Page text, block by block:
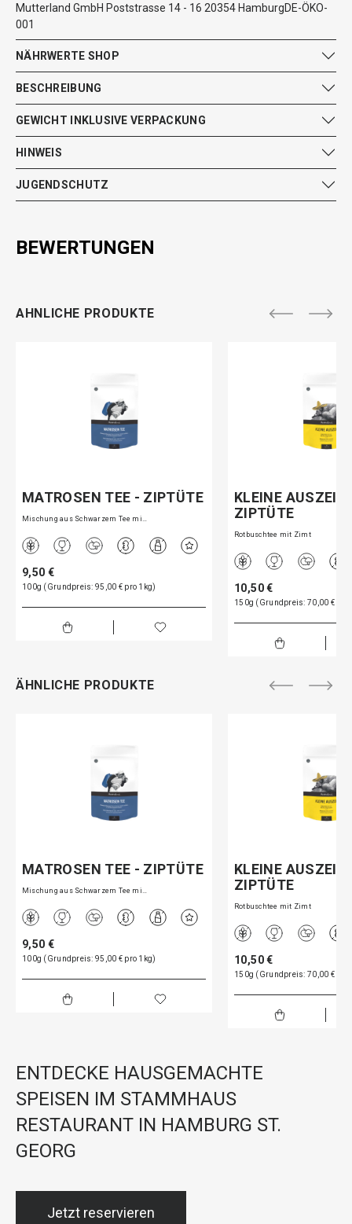
Mutterland GmbH Poststrasse 14 - 16 20354 HamburgDE-ÖKO-
001
NÄHRWERTE SHOP
BESCHREIBUNG
GEWICHT INKLUSIVE VERPACKUNG
HINWEIS
JUGENDSCHUTZ
BEWERTUNGEN
AHNLICHE PRODUKTE
MATROSEN TEE - ZIPTÜTE
Mischung aus Schwarzem Tee mi…
9,50 €
100g (Grundpreis: 95,00 € pro 1kg)
KLEINE AUSZEIT
ZIPTÜTE
Rotbuschtee mit Zimt
10,50 €
150g (Grundpreis: 70,00 € pro
ÄHNLICHE PRODUKTE
MATROSEN TEE - ZIPTÜTE
Mischung aus Schwarzem Tee mi…
9,50 €
100g (Grundpreis: 95,00 € pro 1kg)
KLEINE AUSZEIT
ZIPTÜTE
Rotbuschtee mit Zimt
10,50 €
150g (Grundpreis: 70,00 € pro
ENTDECKE HAUSGEMACHTE
SPEISEN IM STAMMHAUS
RESTAURANT IN HAMBURG ST.
GEORG
Jetzt reservieren